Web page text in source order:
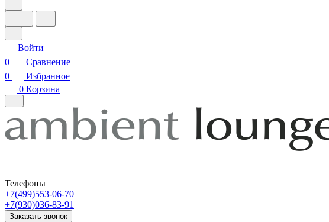
Войти
0
Сравнение
0
Избранное
0 Корзина
Телефоны
+7(499)553-06-70
+7(930)036-83-91
Заказать звонок